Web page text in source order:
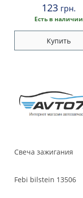
123 грн.
Есть в наличии
Купить
Свеча зажигания
Febi bilstein 13506